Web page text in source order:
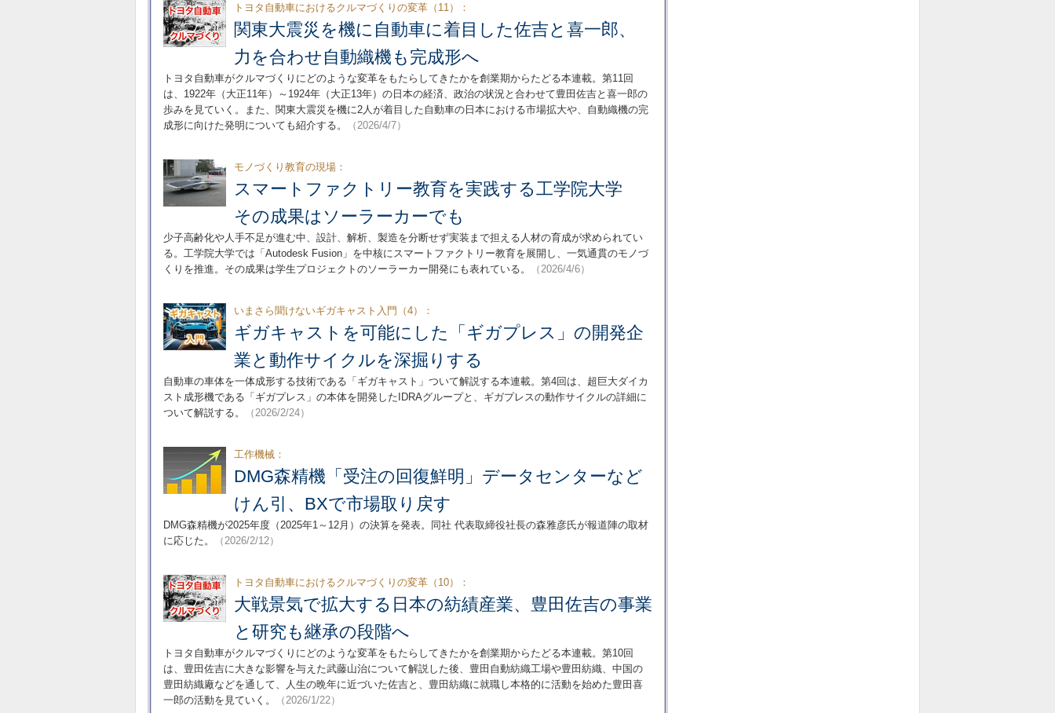
トヨタ自動車におけるクルマづくりの変革（11）：
関東大震災を機に自動車に着目した佐吉と喜一郎、
力を合わせ自動織機も完成形へ
トヨタ自動車がクルマづくりにどのような変革をもたらしてきたかを創業期からたどる本連載。第11回
は、1922年（大正11年）～1924年（大正13年）の日本の経済、政治の状況と合わせて豊田佐吉と喜一郎の
歩みを見ていく。また、関東大震災を機に2人が着目した自動車の日本における市場拡大や、自動織機の完
成形に向けた発明についても紹介する。
（2026/4/7）
モノづくり教育の現場：
スマートファクトリー教育を実践する工学院大学
その成果はソーラーカーでも
少子高齢化や人手不足が進む中、設計、解析、製造を分断せず実装まで担える人材の育成が求められてい
る。工学院大学では「Autodesk Fusion」を中核にスマートファクトリー教育を展開し、一気通貫のモノづ
くりを推進。その成果は学生プロジェクトのソーラーカー開発にも表れている。
（2026/4/6）
いまさら聞けないギガキャスト入門（4）：
ギガキャストを可能にした「ギガプレス」の開発企
業と動作サイクルを深掘りする
自動車の車体を一体成形する技術である「ギガキャスト」ついて解説する本連載。第4回は、超巨大ダイカ
スト成形機である「ギガプレス」の本体を開発したIDRAグループと、ギガプレスの動作サイクルの詳細に
ついて解説する。
（2026/2/24）
工作機械：
DMG森精機「受注の回復鮮明」データセンターなど
けん引、BXで市場取り戻す
DMG森精機が2025年度（2025年1～12月）の決算を発表。同社 代表取締役社長の森雅彦氏が報道陣の取材
に応じた。
（2026/2/12）
トヨタ自動車におけるクルマづくりの変革（10）：
大戦景気で拡大する日本の紡績産業、豊田佐吉の事業
と研究も継承の段階へ
トヨタ自動車がクルマづくりにどのような変革をもたらしてきたかを創業期からたどる本連載。第10回
は、豊田佐吉に大きな影響を与えた武藤山治について解説した後、豊田自動紡織工場や豊田紡織、中国の
豊田紡織廠などを通して、人生の晩年に近づいた佐吉と、豊田紡織に就職し本格的に活動を始めた豊田喜
一郎の活動を見ていく。
（2026/1/22）